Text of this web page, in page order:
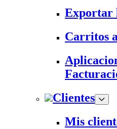
Exportar
Carritos
Clientes
Mis